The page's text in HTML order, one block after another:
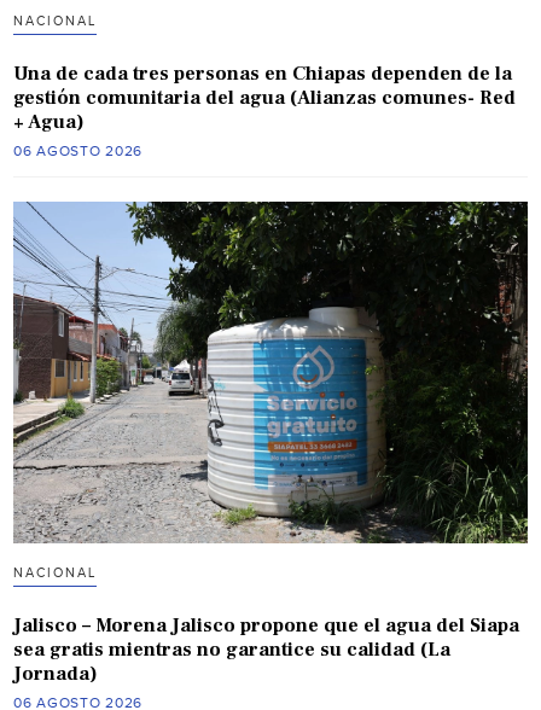
NACIONAL
Una de cada tres personas en Chiapas dependen de la
gestión comunitaria del agua (Alianzas comunes- Red
+ Agua)
06 AGOSTO 2026
NACIONAL
Jalisco – Morena Jalisco propone que el agua del Siapa
sea gratis mientras no garantice su calidad (La
Jornada)
06 AGOSTO 2026